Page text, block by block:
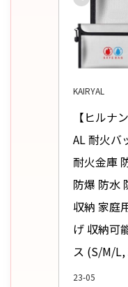
KAIRYAL
【ヒルナ
AL 耐火バ
耐火金庫
防爆 防水
収納 家庭
げ 収納可
ス (S/M/
23-05